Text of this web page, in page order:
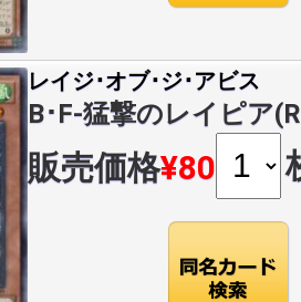
レイジ･オブ･ジ･アビス
B･F-猛撃のレイピア
販売価格¥80